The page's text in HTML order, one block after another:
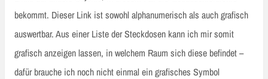
bekommt. Dieser Link ist sowohl alphanumerisch als auch grafisch
auswertbar. Aus einer Liste der Steckdosen kann ich mir somit
grafisch anzeigen lassen, in welchem Raum sich diese befindet –
dafür brauche ich noch nicht einmal ein grafisches Symbol